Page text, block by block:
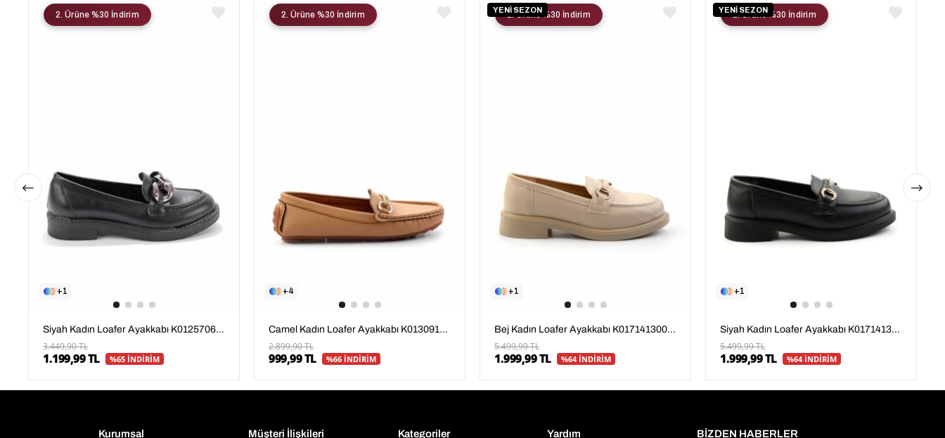
1
Siyah Kadın Loafer Ayakkabı K01257067009
3.449,90 TL
1.199,99 TL %65 İNDİRİM
2. Ürüne %30 İndirim
4
Camel Kadın Loafer Ayakkabı K01309100509
2.899,90 TL
999,99 TL %66 İNDİRİM
2. Ürüne %30 İndirim YENİ SEZON
1
Bej Kadın Loafer Ayakkabı K01714130009
5.499,99 TL
1.999,99 TL %64 İNDİRİM
2. Ürüne %30 İndirim YENİ SEZON
1
Siyah Kadın Loafer Ayakkabı K01714130009
5.499,99 TL
1.999,99 TL %64 İNDİRİM
2. Ürüne %30 İndirim
Kurumsal Müşteri İlişkileri Kategoriler Yardım BİZDEN HABERLER